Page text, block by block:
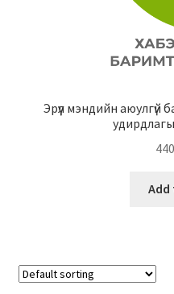
Эрүүл мэндийн аюулгүй